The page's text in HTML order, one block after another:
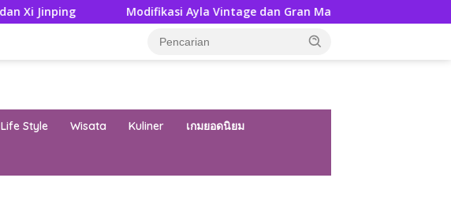
Modifikasi Ayla Vintage dan Gran Max Retro Bersama Sebab Itu Hadiah
Life Style Wisata Kuliner เกมยอดนิยม